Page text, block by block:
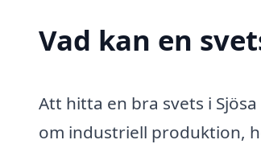
Vad kan en
Att hitta en bra svets i
om industriell produktion,